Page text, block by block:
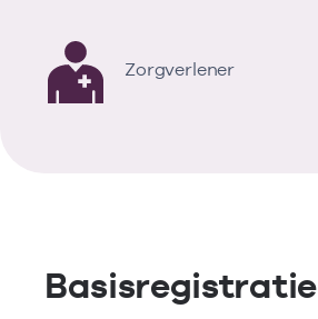
Zorgverlener
Basisregistratie